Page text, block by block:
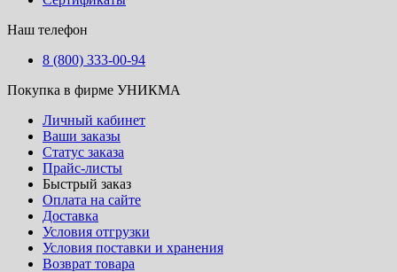
Наш телефон
8 (800) 333-00-94
Покупка в фирме УНИКМА
Личный кабинет
Ваши заказы
Статус заказа
Прайс-листы
Быстрый заказ
Оплата на сайте
Доставка
Условия отгрузки
Условия поставки и хранения
Возврат товара